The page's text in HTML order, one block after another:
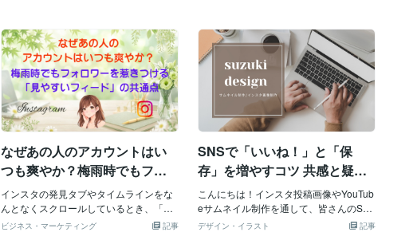
他の重要な業務に使うことができます。
唯一、自分にしかできない業務に集中で
きるのです。また、専門家にお任せする
ことで、クオリティの高い成果を短時間
で得られるというメリットもありま
す。 あなたが数時間、場合によっては数
日かけて取り組む作業も、プロに依頼す
れば驚くほど短い外注＝高い外注と聞い
て、「コストが高い」「誰に発注してい
いのかわからない」といったイメージを
持つ方もいるかもしれませんしかし、現
在ではオンラインで外注先を簡単に見つ
けられるのです。必要な作業だけを依頼
することで、コストを考慮することも可
たいのです。自分の店舗が北海道にあっ
て、投稿したリールを福岡の方に見ても
らっても来店の可能性は低く、たとえフ
ォローしてもらっても、日常的に閲覧さ
れることは少ないですよね？「自分の行
けないお店だからいいや。。。」になっ
てしまうのです。リールの再生数はあま
り関係ないということになります。（全
く関係ないわけではないのです
が。。。）ですので、地域密着タイプの
店舗にあった仕掛けと工夫が必要になり
ます。次に◼︎オンライン販売➡︎講座・ス
キル・動画制作地域性が関係しない商品
は、日本のみならず、世界を相手に販売
なぜあの人のアカウントはい
つも爽やか？梅雨時でもフォ
ロワーを惹きつける「見やす
いフィード」の共通点
インスタの発見タブやタイムラインをな
んとなくスクロールしているとき、「な
んだかこの人の投稿、いつも爽やかでス
記事
ビジネス・マーケティング
SNSで「いいね！」と「保
存」を増やすコツ 共感と疑問
を意識した投稿づくり
こんにちは！インスタ投稿画像やYouTub
eサムネイル制作を通して、皆さんのSN
S活動をサポートしている鈴木雅俊（す記事
デザイン・イラスト